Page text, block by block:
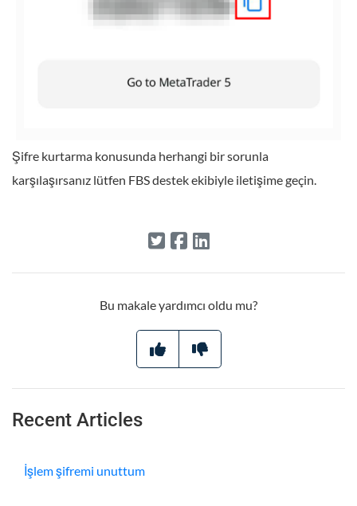
Şifre kurtarma konusunda herhangi bir sorunla
karşılaşırsanız lütfen FBS destek ekibiyle iletişime geçin.
Bu makale yardımcı oldu mu?
Recent Articles
İşlem şifremi unuttum